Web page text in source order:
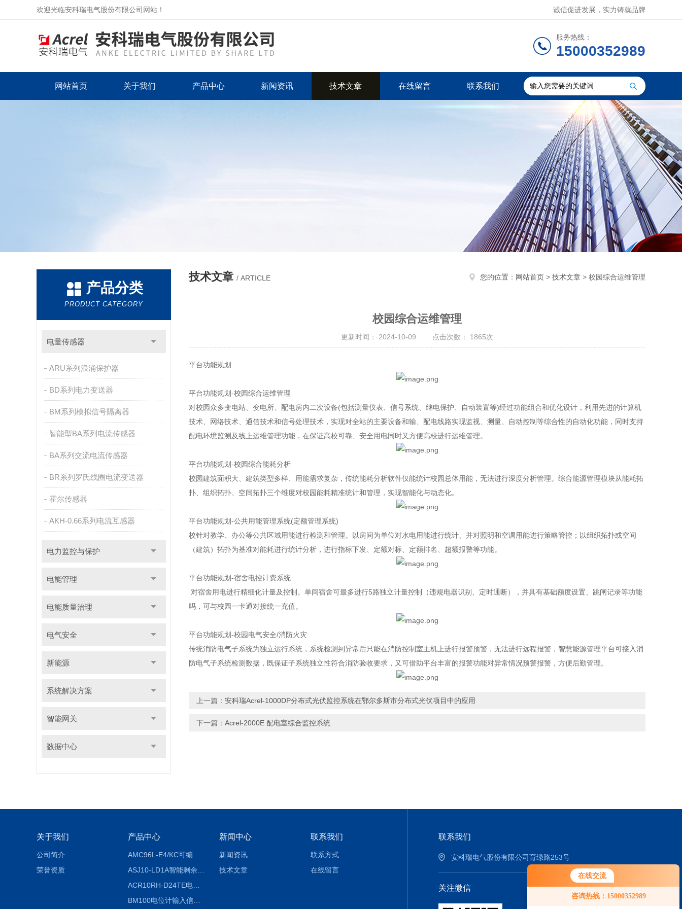
在线交流
咨询热线：15000352989
欢迎光临安科瑞电气股份有限公司网站！ 诚信促进发展，实力铸就品牌
服务热线：
15000352989
网站首页 关于我们 产品中心 新闻资讯 技术文章 在线留言 联系我们
产品分类
PRODUCT CATEGORY
电量传感器
ARU系列浪涌保护器
BD系列电力变送器
BM系列模拟信号隔离器
智能型BA系列电流传感器
BA系列交流电流传感器
BR系列罗氏线圈电流变送器
霍尔传感器
AKH-0.66系列电流互感器
电力监控与保护
电能管理
电能质量治理
电气安全
新能源
系统解决方案
智能网关
数据中心
技术文章 / ARTICLE 您的位置： 网站首页 > 技术文章 > 校园综合运维管理
校园综合运维管理
更新时间： 2024-10-09 点击次数： 1865次
平台功能规划
平台功能规划-校园综合运维管理
对校园众多变电站、变电所、配电房内二次设备(包括测量仪表、信号系统、继电保护、自动装置等)经过功能组合和优化设计，利用先进的计算机
技术、网络技术、通信技术和信号处理技术，实现对全站的主要设备和输、配电线路实现监视、测量、自动控制等综合性的自动化功能，同时支持
配电环境监测及线上运维管理功能，在保证高校可靠、安全用电同时又方便高校进行运维管理。
平台功能规划-校园综合能耗分析
校园建筑面积大、建筑类型多样、用能需求复杂，传统能耗分析软件仅能统计校园总体用能，无法进行深度分析管理。综合能源管理模块从能耗拓
扑、组织拓扑、空间拓扑三个维度对校园能耗精准统计和管理，实现智能化与动态化。
平台功能规划-公共用能管理系统(定额管理系统)
校针对教学、办公等公共区域用能进行检测和管理。以房间为单位对水电用能进行统计、并对照明和空调用能进行策略管控；以组织拓扑或空间
（建筑）拓扑为基准对能耗进行统计分析，进行指标下发、定额对标、定额排名、超额报警等功能。
平台功能规划-宿舍电控计费系统
对宿舍用电进行精细化计量及控制。单间宿舍可最多进行5路独立计量控制（违规电器识别、定时通断），并具有基础额度设置、跳闸记录等功能
吗，可与校园一卡通对接统一充值。
平台功能规划-校园电气安全/消防火灾
传统消防电气子系统为独立运行系统，系统检测到异常后只能在消防控制室主机上进行报警预警，无法进行远程报警，智慧能源管理平台可接入消
防电气子系统检测数据，既保证子系统独立性符合消防验收要求，又可借助平台丰富的报警功能对异常情况预警报警，方便后勤管理。
上一篇： 安科瑞Acrel-1000DP分布式光伏监控系统在鄂尔多斯市分布式光伏项目中的应用
下一篇： Acrel-2000E 配电室综合监控系统
关于我们
公司简介
荣誉资质
产品中心
ACR10RH-D24TE电力仪表外置开口式互感器
BM100电位计输入信号隔离器
新闻中心
新闻资讯
技术文章
联系我们
联系方式
在线留言
联系我们
安科瑞电气股份有限公司育绿路253号
关注微信